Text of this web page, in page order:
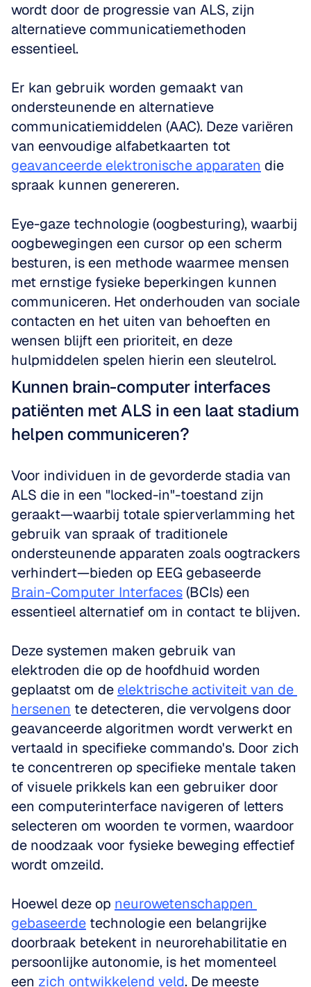
wordt door de progressie van ALS, zijn
alternatieve communicatiemethoden
essentieel.
Er kan gebruik worden gemaakt van
ondersteunende en alternatieve
communicatiemiddelen (AAC). Deze variëren
geavanceerde elektronische apparaten die
spraak kunnen genereren.
Eye-gaze technologie (oogbesturing), waarbij
oogbewegingen een cursor op een scherm
besturen, is een methode waarmee mensen
met ernstige fysieke beperkingen kunnen
communiceren. Het onderhouden van sociale
contacten en het uiten van behoeften en
wensen blijft een prioriteit, en deze
hulpmiddelen spelen hierin een sleutelrol.
Kunnen brain-computer interfaces
patiënten met ALS in een laat stadium
helpen communiceren?
Voor individuen in de gevorderde stadia van
ALS die in een "locked-in"-toestand zijn
geraakt—waarbij totale spierverlamming het
gebruik van spraak of traditionele
ondersteunende apparaten zoals oogtrackers
Brain-Computer Interfaces (BCIs) een
Deze systemen maken gebruik van
elektroden die op de hoofdhuid worden
geplaatst om de elektrische activiteit van de
hersenen te detecteren, die vervolgens door
geavanceerde algoritmen wordt verwerkt en
vertaald in specifieke commando's. Door zich
te concentreren op specifieke mentale taken
of visuele prikkels kan een gebruiker door
een computerinterface navigeren of letters
selecteren om woorden te vormen, waardoor
de noodzaak voor fysieke beweging effectief
wordt omzeild.
Hoewel deze op neurowetenschappen
gebaseerde technologie een belangrijke
doorbraak betekent in neurorehabilitatie en
persoonlijke autonomie, is het momenteel
een zich ontwikkelend veld. De meeste